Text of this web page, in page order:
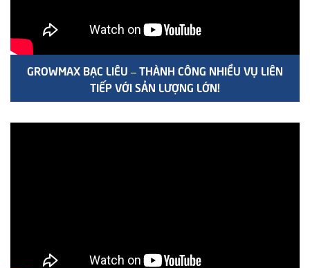
GROWMAX BẠC LIÊU – THÀNH CÔNG NHIỀU VỤ LIÊN
TIẾP VỚI SẢN LƯỢNG LỚN!